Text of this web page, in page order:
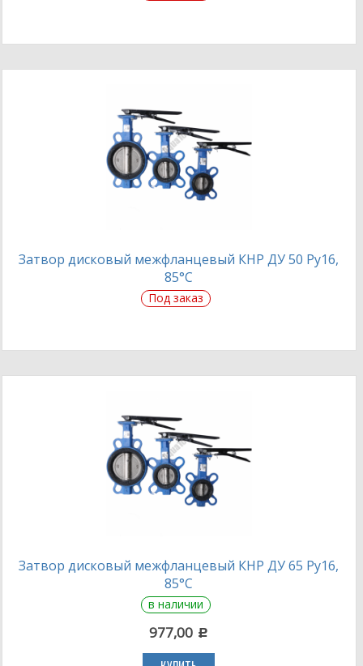
Затвор дисковый межфланцевый КНР ДУ 50 Ру16,
85°С
Под заказ
Затвор дисковый межфланцевый КНР ДУ 65 Ру16,
85°С
в наличии
977,00 c